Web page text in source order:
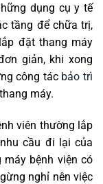
dụng cụ y tế
tầng để chữa trị,
đặt thang máy
giản, khi xong
công tác bảo trì
máy.
viên thường lắp
cầu đi lại của
bệnh viện có
nghỉ nên việc